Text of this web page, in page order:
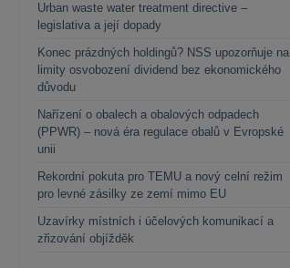
Urban waste water treatment directive –
legislativa a její dopady
Konec prázdných holdingů? NSS upozorňuje na
limity osvobození dividend bez ekonomického
důvodu
Nařízení o obalech a obalových odpadech
(PPWR) – nová éra regulace obalů v Evropské
unii
Rekordní pokuta pro TEMU a nový celní režim
pro levné zásilky ze zemí mimo EU
Uzavírky místních i účelových komunikací a
zřizování objížděk